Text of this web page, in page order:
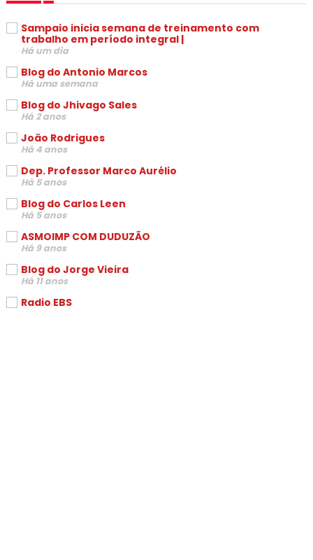
Sampaio inicia semana de treinamento com
trabalho em período integral |
Há um dia
Blog do Antonio Marcos
Há uma semana
Blog do Jhivago Sales
Há 2 anos
João Rodrigues
Há 4 anos
Dep. Professor Marco Aurélio
Há 5 anos
Blog do Carlos Leen
Há 5 anos
ASMOIMP COM DUDUZÃO
Há 9 anos
Blog do Jorge Vieira
Há 11 anos
Radio EBS